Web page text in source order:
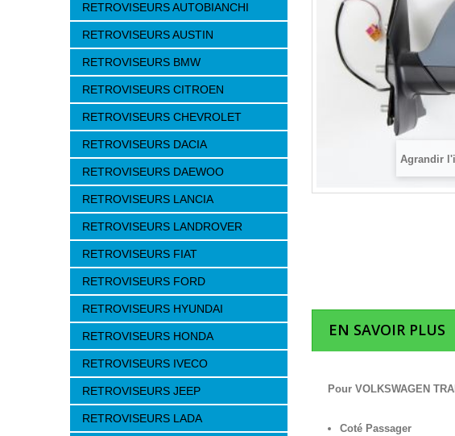
RETROVISEURS AUTOBIANCHI
RETROVISEURS AUSTIN
RETROVISEURS BMW
RETROVISEURS CITROEN
RETROVISEURS CHEVROLET
RETROVISEURS DACIA
RETROVISEURS DAEWOO
RETROVISEURS LANCIA
RETROVISEURS LANDROVER
RETROVISEURS FIAT
RETROVISEURS FORD
RETROVISEURS HYUNDAI
RETROVISEURS HONDA
RETROVISEURS IVECO
RETROVISEURS JEEP
RETROVISEURS LADA
Agrandir
EN SAVOIR PLUS
Pour VOLKSWAGEN
Coté Passager